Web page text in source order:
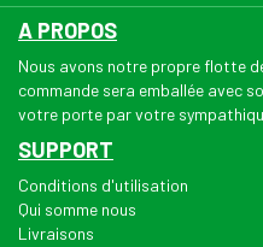
A PROPOS
Nous avons notre propre flotte
commande sera emballée avec
votre porte par votre
SUPPORT
Conditions d'utilisation
Qui somme nous
Livraisons